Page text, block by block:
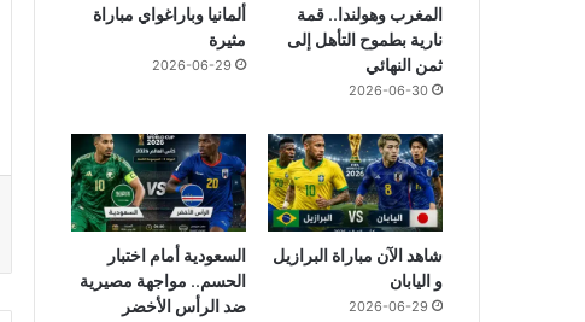
المغرب وهولندا.. قمة
نارية بطموح التأهل إلى
ثمن النهائي
2026-06-30
ألمانيا وباراغواي مباراة
مثيرة
2026-06-29
شاهد الآن مباراة البرازيل
و اليابان
2026-06-29
السعودية أمام اختبار
الحسم.. مواجهة مصيرية
ضد الرأس الأخضر